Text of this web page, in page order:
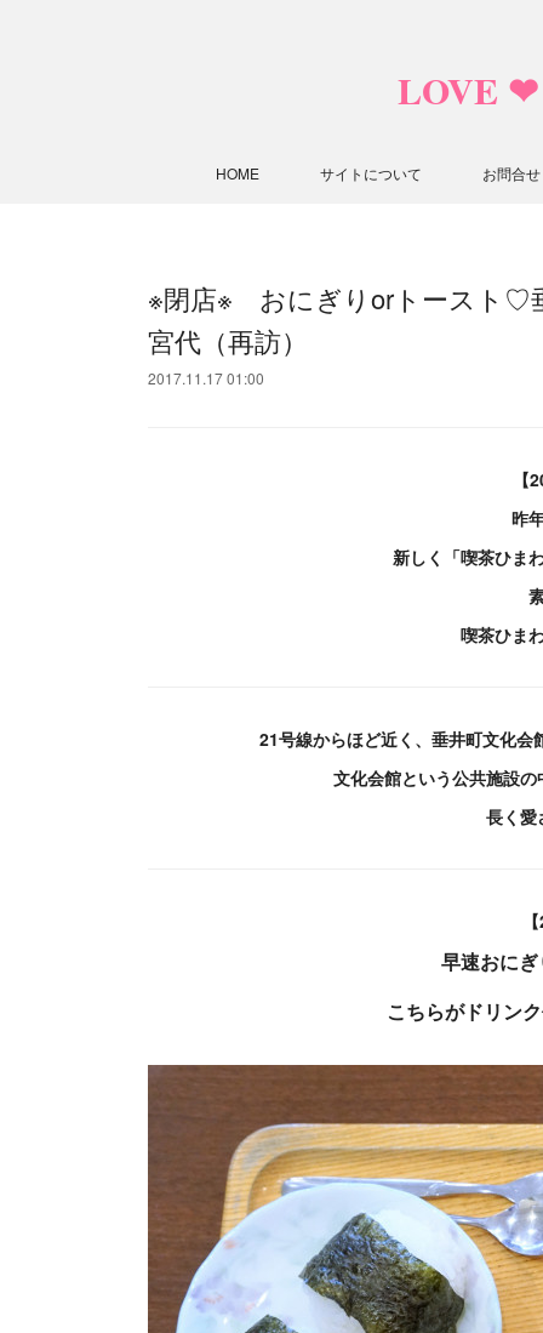
LOVE
HOME サイトについて お問合
※閉店※ おにぎりorトースト♡
宮代（再訪）
2017.11.17 01:00
昨
新しく「喫茶ひま
喫茶ひま
21号線からほど近く、垂井町文化
文化会館という公共施設
長く愛
早速おに
こちらがドリン